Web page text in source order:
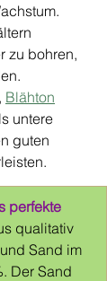
zu bohren,
Blähton
untere
guten
perfekte
qualitativ
Sand im
Der Sand